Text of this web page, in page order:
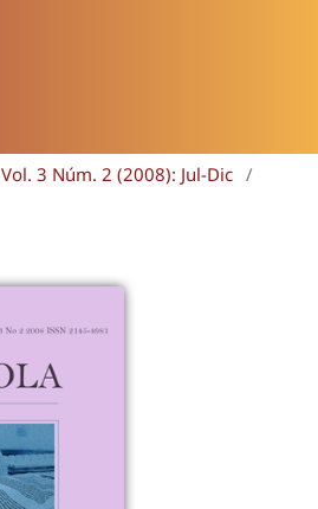
Vol. 3 Núm. 2 (2008): Jul-Dic /